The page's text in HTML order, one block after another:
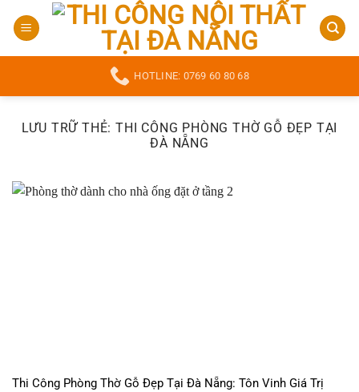
qua
HOTLINE: 0769 60 80 68
LƯU TRỮ THẺ:THI CÔNG PHÒNG THỜ GỖ ĐẸP TẠI
ĐÀ NẴNG
Thi Công Phòng Thờ Gỗ Đẹp Tại Đà Nẵng: Tôn Vinh Giá Trị